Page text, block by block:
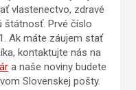
vlastenectvo, zdravé
štátnosť. Prvé číslo
Ak máte záujem stať
kontaktujte nás na
a naše noviny budete
Slovenskej pošty.